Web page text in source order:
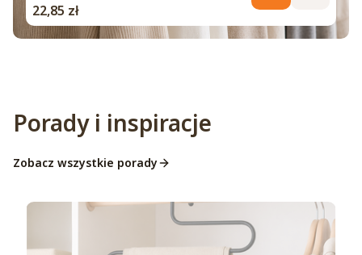
Cena
22,85 zł
Porady i inspiracje
Zobacz wszystkie porady